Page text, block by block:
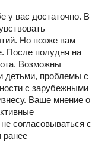
у вас достаточно. В
Но позже вам
После полудня на
Возможны
детьми, проблемы с
с зарубежными
Ваше мнение о
согласовываться с
ранее